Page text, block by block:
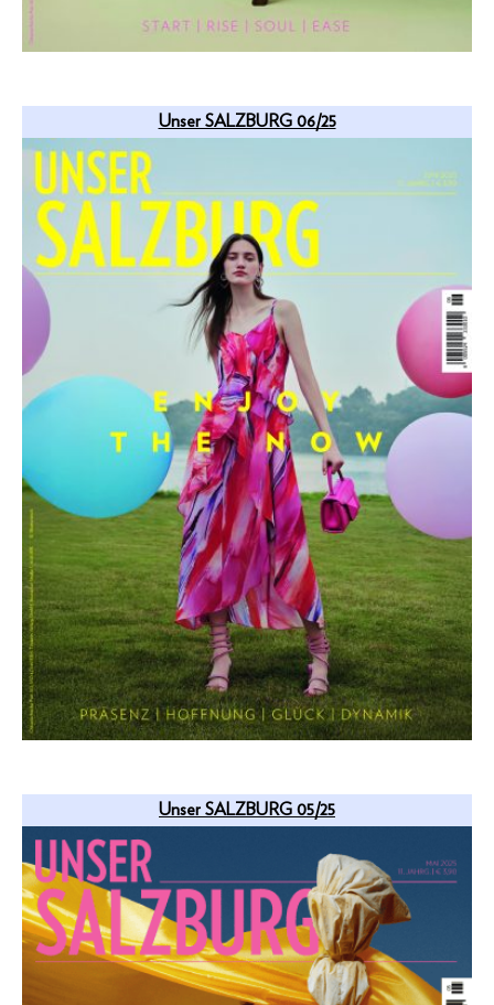
Unser SALZBURG 06/25
Unser SALZBURG 05/25